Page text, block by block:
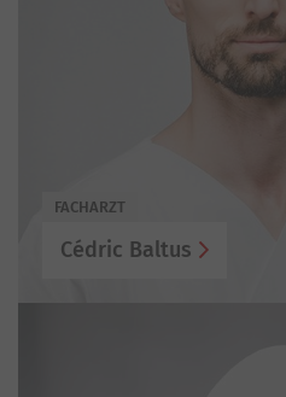
FACHARZT
Cédric Baltus